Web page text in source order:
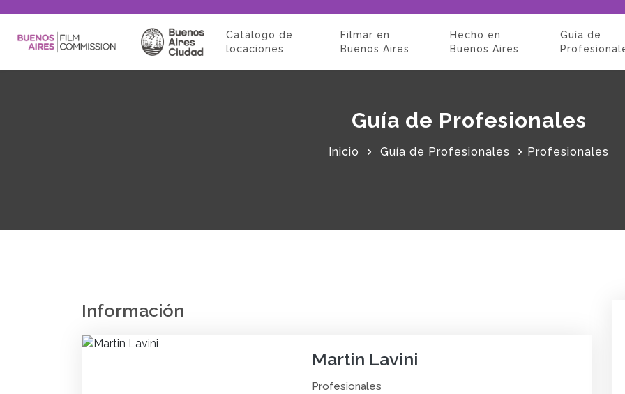
Catálogo de
locaciones
Filmar en
Buenos Aires
Hecho en
Buenos Aires
Guía de
Guía de Profesionales
Inicio Guía de Profesionales Profesionales
Información
Martin Lavini
Profesionales